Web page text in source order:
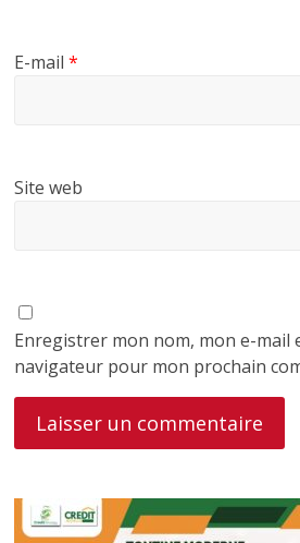
E-mail*
Site web
Enregistrer mon nom, mon e-mail
navigateur pour mon prochain